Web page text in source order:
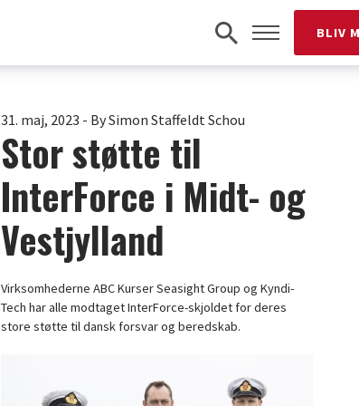
BLIV
31. maj, 2023 - By Simon Staffeldt Schou
Stor støtte til
InterForce i Midt- og
Vestjylland
Virksomhederne ABC Kurser Seasight Group og Kyndi-
Tech har alle modtaget InterForce-skjoldet for deres
store støtte til dansk forsvar og beredskab.